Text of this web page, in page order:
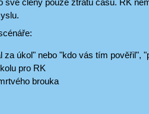
členy pouze ztrátu času. RK
úkol" nebo "kdo vás tím pověřil",
pro RK
brouka